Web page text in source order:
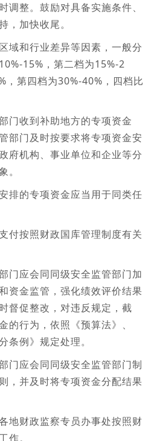
调整。鼓励对具备实施条件、
，加快收尾。
和行业差异等因素，一般分
15%，第二档为15%-2
，第四档为30%-40%，四档比
收到补助地方的专项资金
部门及时按要求将专项资金安
府机构、事业单位和企业等分
。
的专项资金应当用于同类任
按照财政国库管理制度有关
应会同同级安全监管部门加
资金监管，强化绩效评价结果
督促整改，对违反规定，截
的行为，依照《预算法》、
条例》规定处理。
应会同同级安全监管部门制
，并及时将专项资金分配结果
财政监察专员办事处按照财
作。